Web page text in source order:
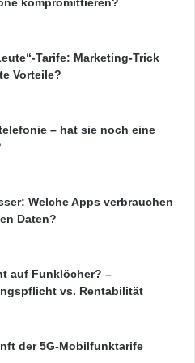
und können
auf Grundlage
Namen des
ein, um eine neue
und mit
sowie weiterer
zu füttern.
passt sich den
von Benutzern
Musikkanäle mit den
Stücken
Tarife: Marketing-Trick
Vorteile?
– hat sie noch eine
Welche Apps verbrauchen
Daten?
auf Funklöcher? –
vs. Rentabilität
der 5G-Mobilfunktarife